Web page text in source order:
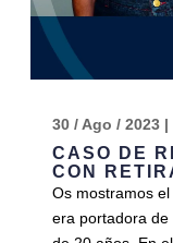
CASO DE
CON
30 / Ago / 2023|
Os mostramos
era portadora de